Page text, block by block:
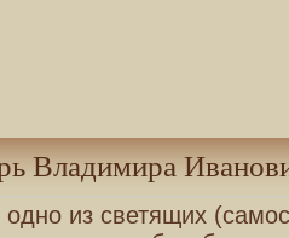
Владимира
из светящих